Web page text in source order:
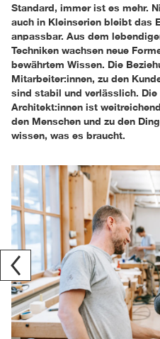
Standard, immer ist es mehr.
auch in Kleinserien bleibt das
anpassbar. Aus dem
Techniken wachsen neue
bewährtem Wissen. Die
Mitarbeiter:innen, zu den
sind stabil und verlässlich.
Architekt:innen ist
den Menschen und zu den
wissen, was es braucht.